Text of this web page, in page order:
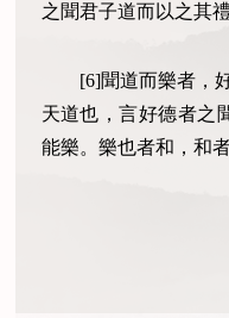
之聞君子道而以之其
[6]聞道而樂者，
天道也，言好德者之
能樂。樂也者和，和